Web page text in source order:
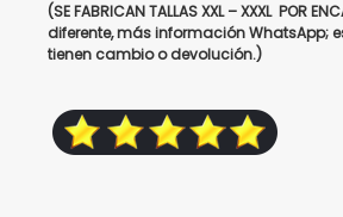
(SE FABRICAN TALLAS XXL – XXXL POR
diferente, más información WhatsApp;
tienen cambio o devolución.)